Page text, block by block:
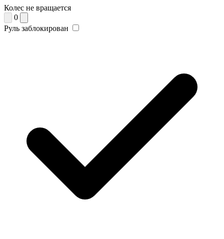
Колес не вращается
0
Руль заблокирован